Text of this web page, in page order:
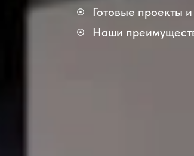
Готовые проекты
Наши